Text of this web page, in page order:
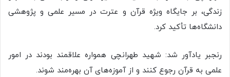
زندگی، بر جایگاه ویژه قرآن و عترت در مسیر علمی و پژوهشی
دانشگاه‌ها تأکید کرد.
رنجبر یادآور شد: شهید طهرانچی همواره علاقمند بودند در امور
علمی به قرآن رجوع کنند و از آموزه‌های آن بهره‌مند شوند.